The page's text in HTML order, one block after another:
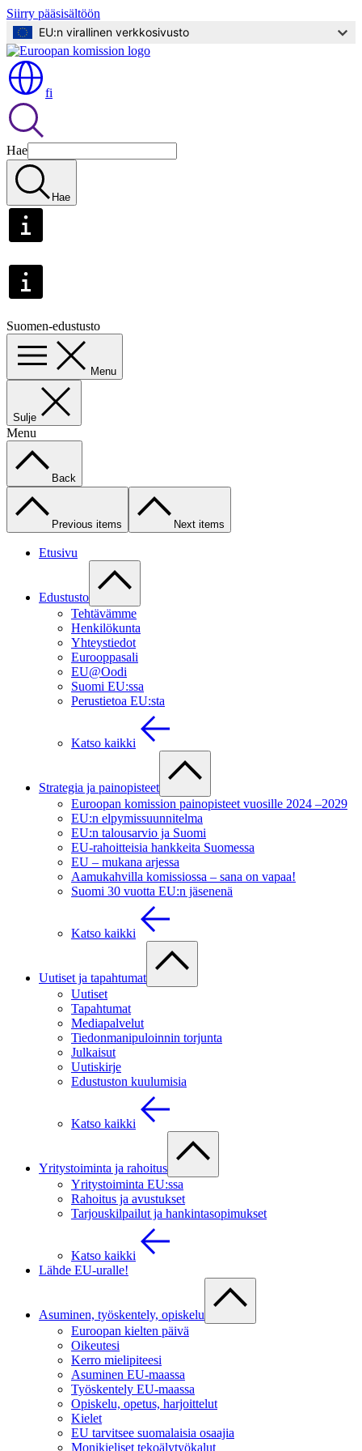
Siirry pääsisältöön
EU:n virallinen verkkosivusto
fi
Hae
Hae
Suomen-edustusto
Menu
Sulje
Menu
Back
Previous items Next items
Etusivu
Edustusto
Tehtävämme
Henkilökunta
Yhteystiedot
Eurooppasali
EU@Oodi
Suomi EU:ssa
Perustietoa EU:sta
Katso kaikki
Strategia ja painopisteet
Euroopan komission painopisteet vuosille 2024 –2029
EU:n elpymissuunnitelma
EU:n talousarvio ja Suomi
EU-rahoitteisia hankkeita Suomessa
EU – mukana arjessa
Aamukahvilla komissiossa – sana on vapaa!
Suomi 30 vuotta EU:n jäsenenä
Katso kaikki
Uutiset ja tapahtumat
Uutiset
Tapahtumat
Mediapalvelut
Tiedonmanipuloinnin torjunta
Julkaisut
Uutiskirje
Edustuston kuulumisia
Katso kaikki
Yritystoiminta ja rahoitus
Yritystoiminta EU:ssa
Rahoitus ja avustukset
Tarjouskilpailut ja hankintasopimukset
Katso kaikki
Lähde EU-uralle!
Asuminen, työskentely, opiskelu
Euroopan kielten päivä
Oikeutesi
Kerro mielipiteesi
Asuminen EU-maassa
Työskentely EU-maassa
Opiskelu, opetus, harjoittelut
Kielet
EU tarvitsee suomalaisia osaajia
Monikieliset tekoälytyökalut